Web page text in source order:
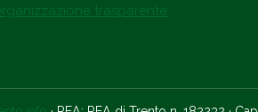
trasparente